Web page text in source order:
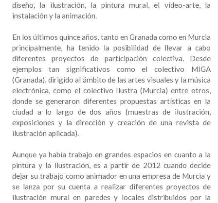
diseño, la ilustración, la pintura mural, el vídeo-arte, la
instalación y la animación.
En los últimos quince años, tanto en Granada como en Murcia
principalmente, ha tenido la posibilidad de llevar a cabo
diferentes proyectos de participación colectiva. Desde
ejemplos tan significativos como el colectivo MIGA
(Granada), dirigido al ámbito de las artes visuales y la música
electrónica, como el colectivo Ilustra (Murcia) entre otros,
donde se generaron diferentes propuestas artísticas en la
ciudad a lo largo de dos años (muestras de ilustración,
exposiciones y la dirección y creación de una revista de
ilustración aplicada).
Aunque ya había trabajo en grandes espacios en cuanto a la
pintura y la ilustración, es a partir de 2012 cuando decide
dejar su trabajo como animador en una empresa de Murcia y
se lanza por su cuenta a realizar diferentes proyectos de
ilustración mural en paredes y locales distribuidos por la